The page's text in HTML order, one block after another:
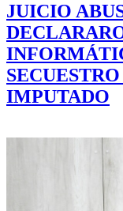
JUICIO
IMPUTADO